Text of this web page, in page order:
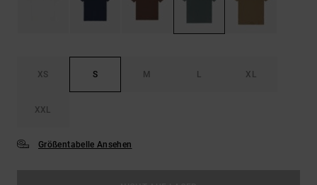
XS S M L XL
XXL
Größentabelle Ansehen